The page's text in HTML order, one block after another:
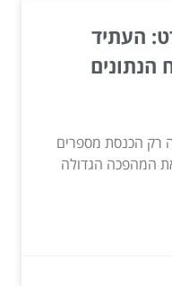
העתיד
הנתונים
רק הכנסת מספרים
המהפכה הגדולה